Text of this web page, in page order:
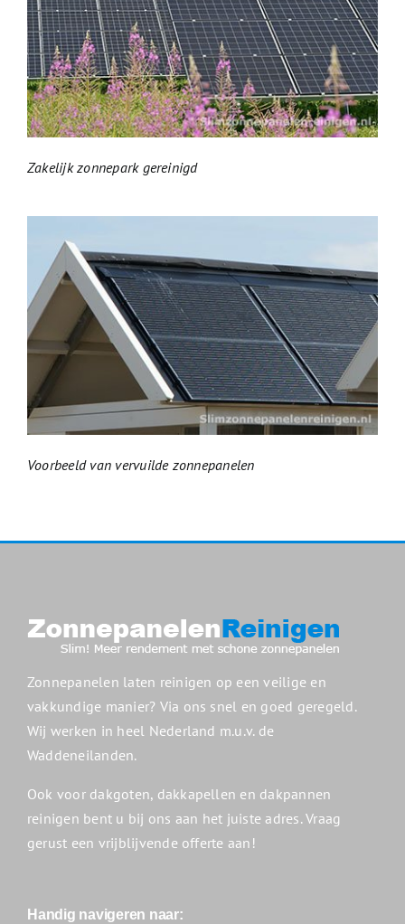
Zakelijk zonnepark gereinigd
Voorbeeld van vervuilde zonnepanelen
Zonnepanelen laten reinigen op een veilige en
vakkundige manier? Via ons snel en goed geregeld.
Wij werken in heel Nederland m.u.v. de
Waddeneilanden.
Ook voor dakgoten, dakkapellen en dakpannen
reinigen bent u bij ons aan het juiste adres. Vraag
gerust een vrijblijvende offerte aan!
Handig navigeren naar: